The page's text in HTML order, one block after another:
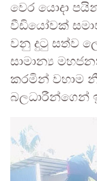
වෙර යොදා
වීඩියෝවක්
වනු දුටු සත්ව
සාමාන්‍ය
කරමින් වහාම
බලධාරීන්ගෙන්